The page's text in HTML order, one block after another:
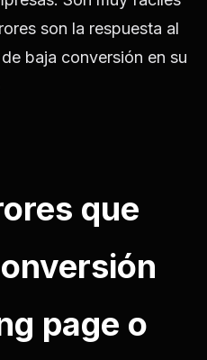
son la respuesta al
baja conversión en su
que
page o